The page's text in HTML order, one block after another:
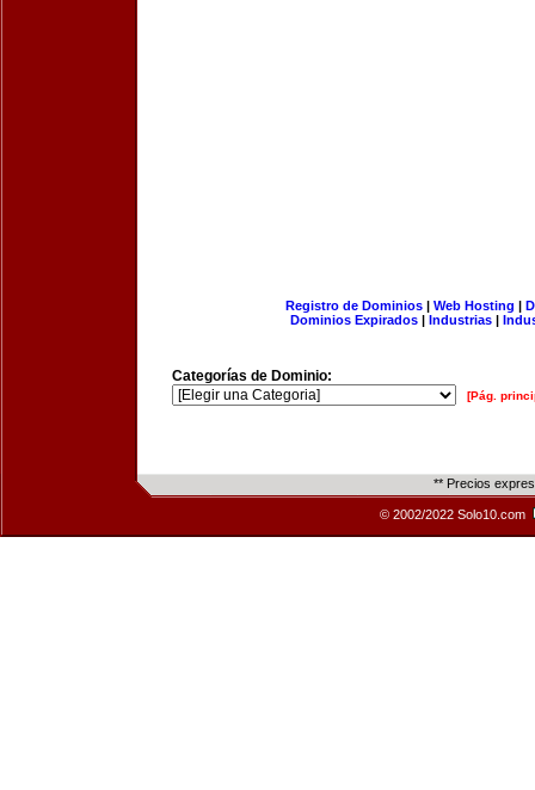
Registro de Dominios| Web Hosting |
Dominios Expirados | Industrias |
Categorías de Dominio:
[Pág.
** Precios
© 2002/2022 Solo10.com